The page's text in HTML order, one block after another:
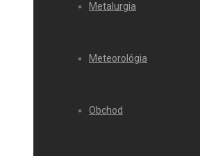
Metalurgia
Meteorológia
Obchod